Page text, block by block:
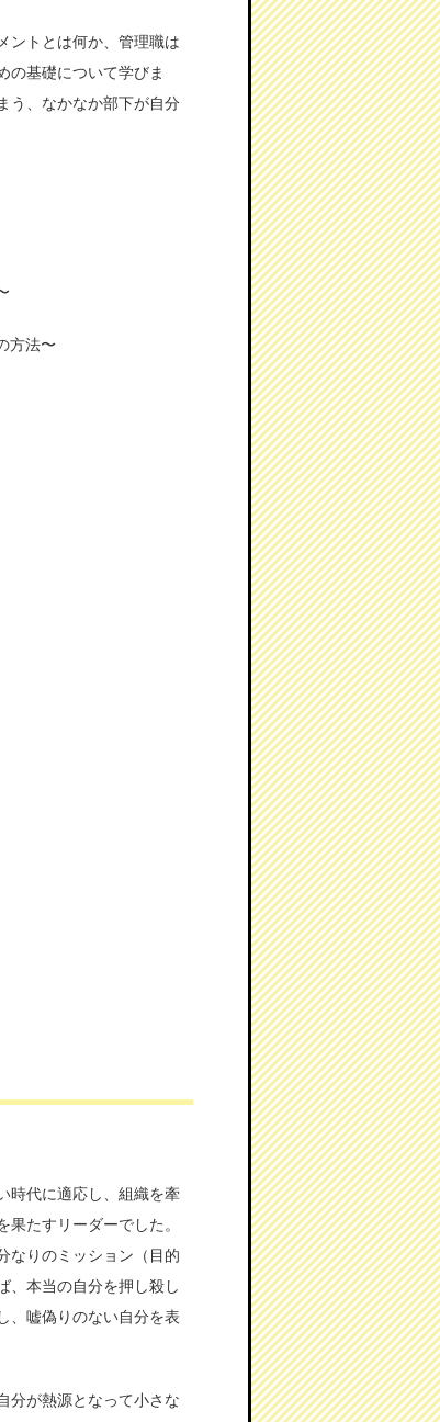
ントとは何か、管理職は
の基礎について学びま
う、なかなか部下が自分
方法〜
時代に適応し、組織を牽
たすリーダーでした。
なりのミッション（目的
、本当の自分を押し殺し
、嘘偽りのない自分を表
分が熱源となって小さな